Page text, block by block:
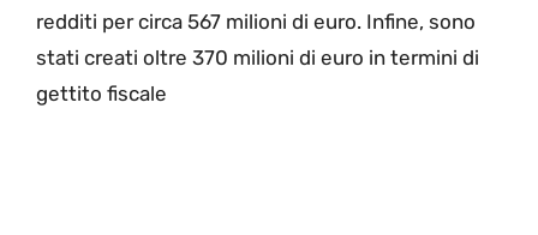
redditi per circa 567 milioni di euro. Infine, sono
stati creati oltre 370 milioni di euro in termini di
gettito fiscale